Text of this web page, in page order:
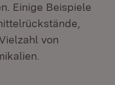
Einige Beispiele
von